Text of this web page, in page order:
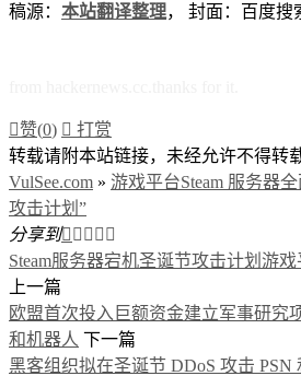
稿源： 本站翻译整理， 封面：百度搜
赞(0)  打赏
转载请附本站链接，未经允许不得转
VulSee.com » 游戏平台Steam 服务器
攻击计划”
分享到    
Steam服务器宕机圣诞节攻击计划 游戏
上一篇
欧盟首次投入巨额资金建立军事研究
和机器人 下一篇
黑客组织拟在圣诞节 DDoS 攻击 PSN